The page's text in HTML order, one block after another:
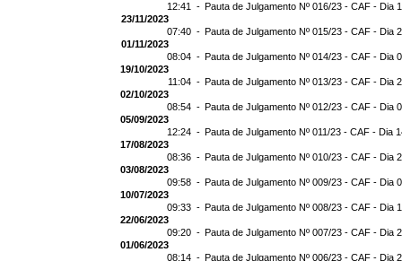
12:41 - Pauta de Julgamento Nº 016/23 - CAF - Dia
23/11/2023
07:40 - Pauta de Julgamento Nº 015/23 - CAF - Dia
01/11/2023
08:04 - Pauta de Julgamento Nº 014/23 - CAF - Dia
19/10/2023
11:04 - Pauta de Julgamento Nº 013/23 - CAF - Dia
02/10/2023
08:54 - Pauta de Julgamento Nº 012/23 - CAF - Dia
05/09/2023
12:24 - Pauta de Julgamento Nº 011/23 - CAF - Dia
17/08/2023
08:36 - Pauta de Julgamento Nº 010/23 - CAF - Dia
03/08/2023
09:58 - Pauta de Julgamento Nº 009/23 - CAF - Dia
10/07/2023
09:33 - Pauta de Julgamento Nº 008/23 - CAF - Dia
22/06/2023
09:20 - Pauta de Julgamento Nº 007/23 - CAF - Dia
01/06/2023
08:14 - Pauta de Julgamento Nº 006/23 - CAF - Dia